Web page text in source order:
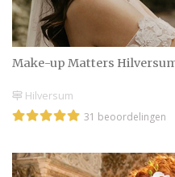
Make-up Matters
Hilversum
31 beoordelingen